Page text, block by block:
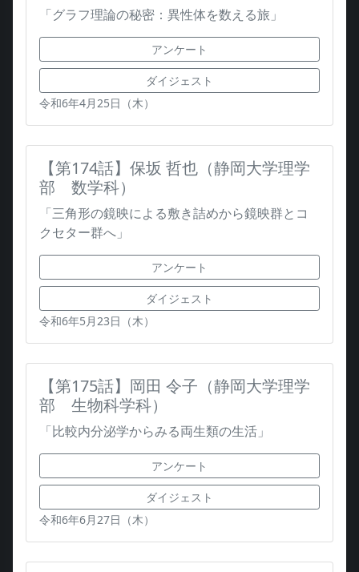
「グラフ理論の秘密：異性体を数える旅」
アンケート
ダイジェスト
令和6年4月25日（木）
【第174話】保坂 哲也（静岡大学理学
部 数学科）
「三角形の鏡映による敷き詰めから鏡映群とコ
クセター群へ」
アンケート
ダイジェスト
令和6年5月23日（木）
【第175話】岡田 令子（静岡大学理学
部 生物科学科）
「比較内分泌学からみる両生類の生活」
アンケート
ダイジェスト
令和6年6月27日（木）